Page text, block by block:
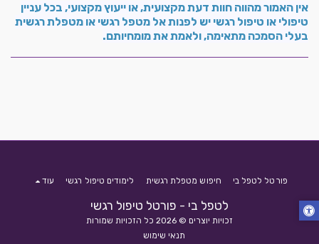
אין האמור מהווה חוות דעת מקצועית, או ייעוץ מקצועי, בכל עניין
טיפולי או טיפול רגשי יש לפנות אל מטפל רגשי או מטפלת רגשית
בעלי הסמכה מתאימה, ולאמת את מומחיותם.
לטפל בי - פורטל טיפול רגשי
זכויות יוצרים © 2026 כל הזכויות שמורות
תנאי שימוש
פורטל לטפל בי חיפוש מטפלת רגשית לימודים טיפול רגשי עוד